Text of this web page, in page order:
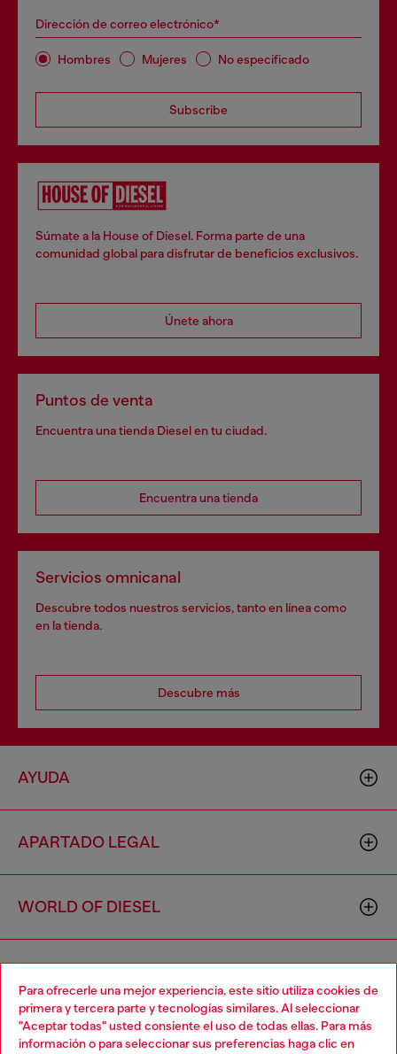
Para ofrecerle una mejor experiencia, este sitio utiliza cookies de
primera y tercera parte y tecnologías similares. Al seleccionar
"Aceptar todas" usted consiente el uso de todas ellas. Para más
información o para seleccionar sus preferencias haga clic en
Dirección de correo electrónico*
Hombres Mujeres No especificado
Subscribe
Súmate a la House of Diesel. Forma parte de una
comunidad global para disfrutar de beneficios exclusivos.
Únete ahora
Puntos de venta
Encuentra una tienda Diesel en tu ciudad.
Encuentra una tienda
Servicios omnicanal
Descubre todos nuestros servicios, tanto en línea como
en la tienda.
Descubre más
AYUDA
APARTADO LEGAL
WORLD OF DIESEL
Choose your location